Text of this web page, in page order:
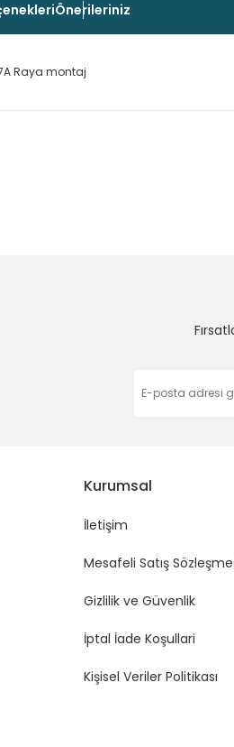
Önerileriniz
Raya montaj
Kurumsal
İletişim
Mesafeli Satış
Gizlilik ve Güvenlik
İptal İade Koşullari
Kişisel Veriler Politikası